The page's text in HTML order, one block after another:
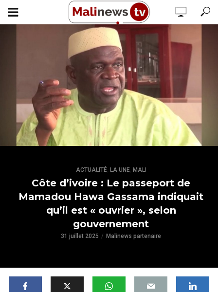
ACTUALITÉ, LA UNE, MALI
Côte d’ivoire : Le passeport de
Mamadou Hawa Gassama indiquait
qu’il est « ouvrier », selon
gouvernement
31 juillet 2025 Malinews partenaire